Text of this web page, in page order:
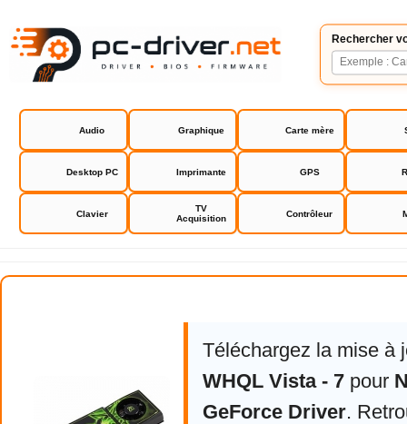
Rechercher
Audio Graphique Carte mère
Desktop PC Imprimante GPS
Clavier
TV
Acquisition
Contrôleur
NVIDIA GeForce Driver
Téléchargez la mise à
WHQL Vista - 7 pour
GeForce Driver.